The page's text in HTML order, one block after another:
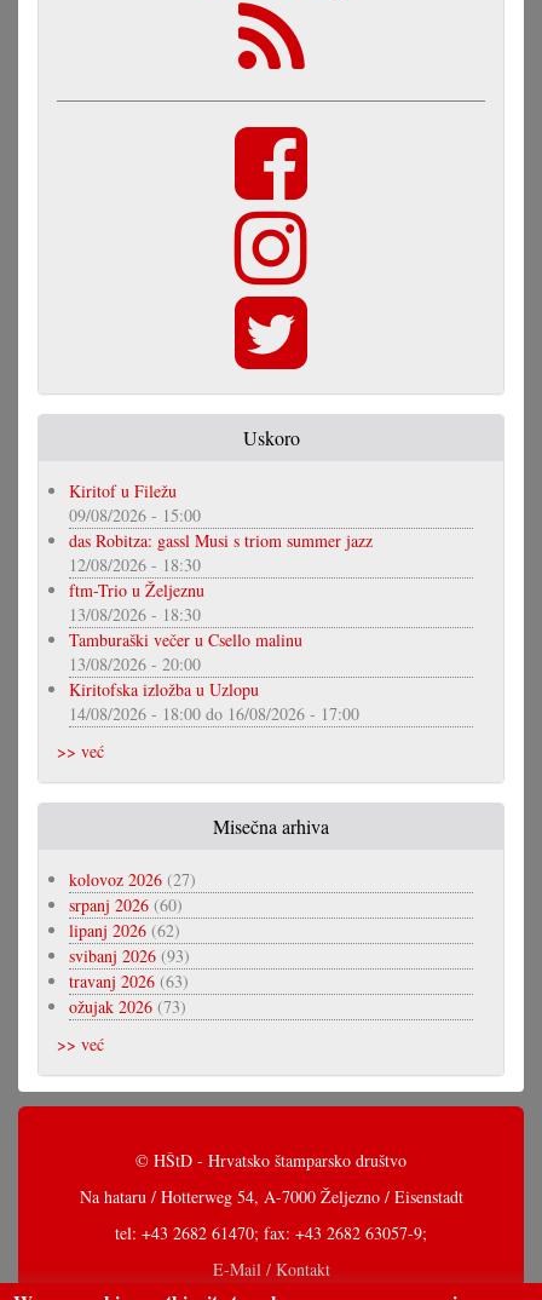
Uskoro
Kiritof u Filežu
09/08/2026 - 15:00
das Robitza: gassl Musi s triom summer jazz
12/08/2026 - 18:30
ftm-Trio u Željeznu
13/08/2026 - 18:30
Tamburaški večer u Csello malinu
13/08/2026 - 20:00
Kiritofska izložba u Uzlopu
14/08/2026 - 18:00 do 16/08/2026 - 17:00
>> već
Misečna arhiva
kolovoz 2026 (27)
srpanj 2026 (60)
lipanj 2026 (62)
svibanj 2026 (93)
travanj 2026 (63)
ožujak 2026 (73)
>> već
© HŠtD - Hrvatsko štamparsko društvo
Na hataru / Hotterweg 54, A-7000 Željezno / Eisenstadt
tel: +43 2682 61470; fax: +43 2682 63057-9;
E-Mail / Kontakt